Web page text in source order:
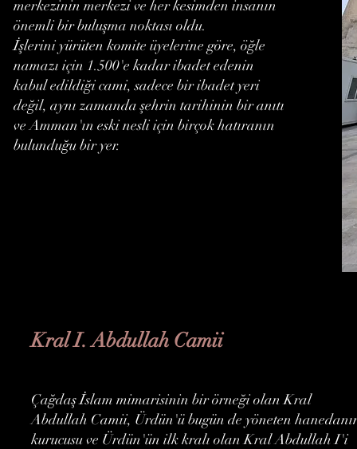
merkezinin merkezi ve her kesimden insanın
önemli bir buluşma noktası oldu.
İşlerini yürüten komite üyelerine göre, öğle
namazı için 1.500'e kadar ibadet edenin
kabul edildiği cami, sadece bir ibadet yeri
değil, aynı zamanda şehrin tarihinin bir anıtı
ve Amman'ın eski nesli için birçok hatıranın
bulunduğu bir yer.
Kral I. Abdullah Camii
Çağdaş İslam mimarisinin bir örneği olan Kral
Abdullah Camii, Ürdün'ü bugün de yöneten
kurucusu ve Ürdün'ün ilk kralı olan Kral Abdullah I'i